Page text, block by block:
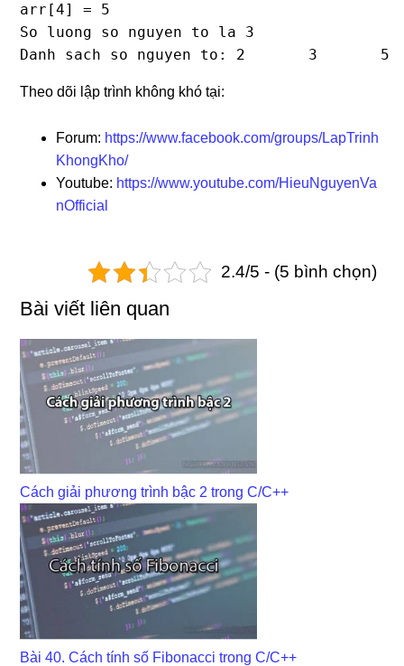
arr[4] = 5
So luong so nguyen to la 3
Danh sach so nguyen to: 2       3       5
Theo dõi lập trình không khó tại:
Forum: https://www.facebook.com/groups/LapTrinh
KhongKho/
Youtube: https://www.youtube.com/HieuNguyenVa
nOfficial
2.4/5 - (5 bình chọn)
Bài viết liên quan
Cách giải phương trình bậc 2 trong C/C++
Bài 40. Cách tính số Fibonacci trong C/C++